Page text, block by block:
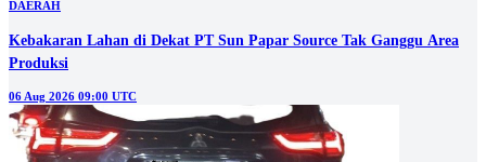
DAERAH
Kebakaran Lahan di Dekat PT Sun Papar Source Tak Ganggu Area
Produksi
06 Aug 2026 09:00 UTC